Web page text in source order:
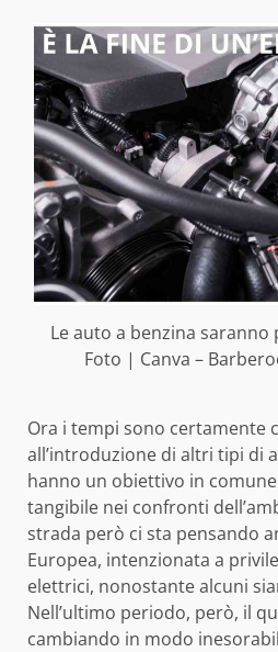
Le auto a benzina
Foto | Canva –
Ora i tempi sono certamente
all’introduzione di altri tipi di
hanno un obiettivo in
tangibile nei confronti
strada però ci sta pensando
Europea, intenzionata a
elettrici, nonostante alcuni
Nell’ultimo periodo, però, il
cambiando in modo